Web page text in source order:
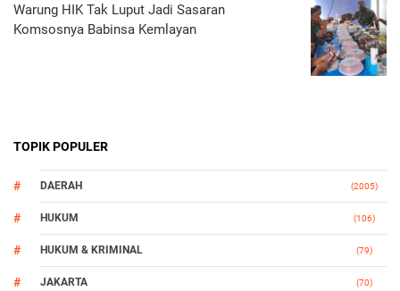
Warung HIK Tak Luput Jadi Sasaran
Komsosnya Babinsa Kemlayan
TOPIK POPULER
DAERAH (2005)
HUKUM (106)
HUKUM & KRIMINAL (79)
JAKARTA (70)